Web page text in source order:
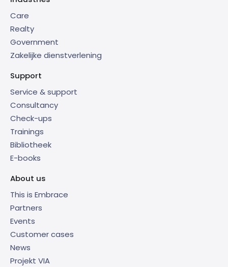
Care
Realty
Government
Zakelijke dienstverlening
Support
Service & support
Consultancy
Check-ups
Trainings
Bibliotheek
E-books
About us
This is Embrace
Partners
Events
Customer cases
News
Projekt VIA